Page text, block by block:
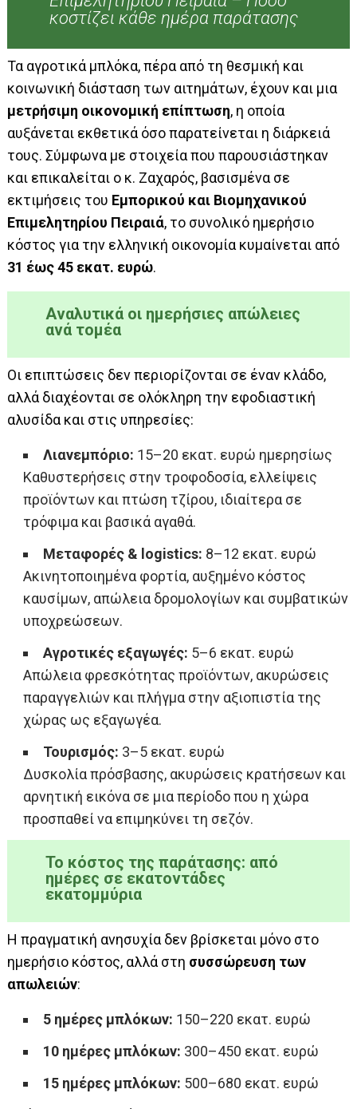
κοστίζει κάθε ημέρα παράτασης
Τα αγροτικά μπλόκα, πέρα από τη θεσμική και
κοινωνική διάσταση των αιτημάτων, έχουν και μια
μετρήσιμη οικονομική επίπτωση, η οποία
αυξάνεται εκθετικά όσο παρατείνεται η διάρκειά
τους. Σύμφωνα με στοιχεία που παρουσιάστηκαν
και επικαλείται ο κ. Ζαχαρός, βασισμένα σε
εκτιμήσεις του Εμπορικού και Βιομηχανικού
Επιμελητηρίου Πειραιά, το συνολικό ημερήσιο
κόστος για την ελληνική οικονομία κυμαίνεται από
31 έως 45 εκατ. ευρώ.
Αναλυτικά οι ημερήσιες απώλειες
ανά τομέα
Οι επιπτώσεις δεν περιορίζονται σε έναν κλάδο,
αλλά διαχέονται σε ολόκληρη την εφοδιαστική
αλυσίδα και στις υπηρεσίες:
Λιανεμπόριο: 15–20 εκατ. ευρώ ημερησίως
Καθυστερήσεις στην τροφοδοσία, ελλείψεις
προϊόντων και πτώση τζίρου, ιδιαίτερα σε
τρόφιμα και βασικά αγαθά.
Μεταφορές & logistics: 8–12 εκατ. ευρώ
Ακινητοποιημένα φορτία, αυξημένο κόστος
καυσίμων, απώλεια δρομολογίων και συμβατικών
υποχρεώσεων.
Αγροτικές εξαγωγές: 5–6 εκατ. ευρώ
Απώλεια φρεσκότητας προϊόντων, ακυρώσεις
παραγγελιών και πλήγμα στην αξιοπιστία της
χώρας ως εξαγωγέα.
Τουρισμός: 3–5 εκατ. ευρώ
Δυσκολία πρόσβασης, ακυρώσεις κρατήσεων και
αρνητική εικόνα σε μια περίοδο που η χώρα
προσπαθεί να επιμηκύνει τη σεζόν.
Το κόστος της παράτασης: από
ημέρες σε εκατοντάδες
εκατομμύρια
Η πραγματική ανησυχία δεν βρίσκεται μόνο στο
ημερήσιο κόστος, αλλά στη συσσώρευση των
απωλειών:
5 ημέρες μπλόκων: 150–220 εκατ. ευρώ
10 ημέρες μπλόκων: 300–450 εκατ. ευρώ
15 ημέρες μπλόκων: 500–680 εκατ. ευρώ